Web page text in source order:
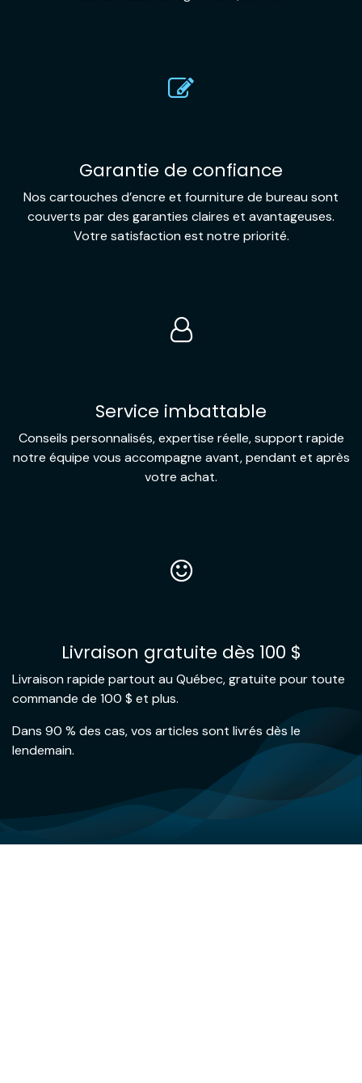
Garantie de confiance
Nos cartouches d’encre et fourniture de bureau sont
couverts par des garanties claires et avantageuses.
Votre satisfaction est notre priorité.
Service imbattable
Conseils personnalisés, expertise réelle, support rapide
notre équipe vous accompagne avant, pendant et après
votre achat.
Livraison gratuite dès 100 $
Livraison rapide partout au Québec, gratuite pour toute
commande de 100 $ et plus.
Dans 90 % des cas, vos articles sont livrés dès le
lendemain.